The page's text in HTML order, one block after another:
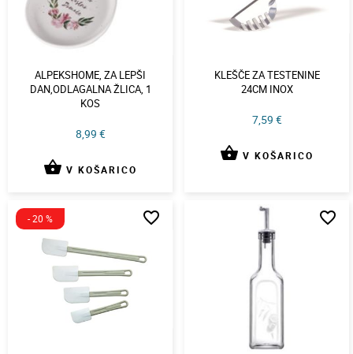
ALPEKSHOME, ZA LEPŠI
DAN,ODLAGALNA ŽLICA, 1
KOS
8,99 €
shopping_basket V KOŠARICO
KLEŠČE ZA TESTENINE
24CM INOX
7,59 €
shopping_basket V KOŠARICO
- 20 % favorite_border favorite_border